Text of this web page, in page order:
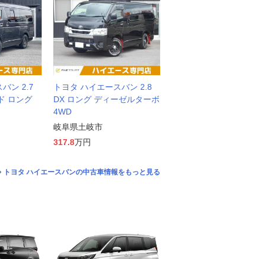
バン 2.7
ロング
トヨタ ハイエースバン 2.8
DX ロング ディーゼルターボ
4WD
岐阜県土岐市
317.8万円
トヨタ ハイエースバンの中古車情報をもっと見る